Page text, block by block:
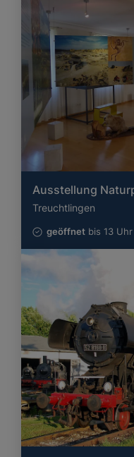
Ausstellung
Treuchtlingen
geöffnet bis 13 Uhr